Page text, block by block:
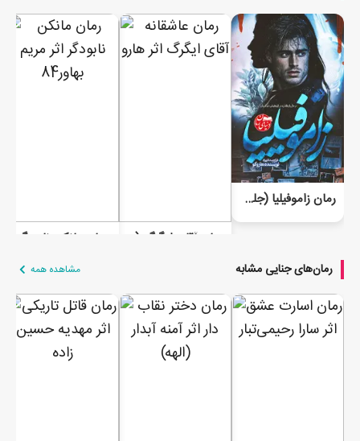
رمان زاموفیلیا (جلد دوم مانکن نابودگر) | نسخه آفلاین
رمان مانکن نابودگر
رمان‌های جنایی مشابه مشاهده همه